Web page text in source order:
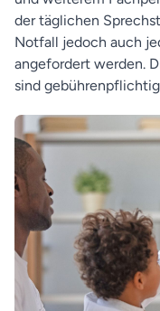
der täglichen
Notfall jedoch auch
angefordert werden.
sind